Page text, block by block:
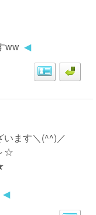
ww ◀
ます＼(^^)／
☆
◀